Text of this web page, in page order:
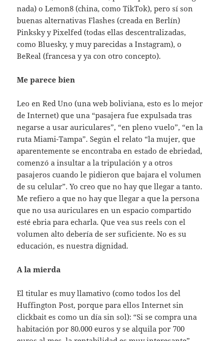
nada) o Lemon8 (china, como TikTok), pero sí son
buenas alternativas Flashes (creada en Berlín)
Pinksky y Pixelfed (todas ellas descentralizadas,
como Bluesky, y muy parecidas a Instagram), o
BeReal (francesa y ya con otro concepto).
Me parece bien
Leo en Red Uno (una web boliviana, esto es lo mejor
de Internet) que una “pasajera fue expulsada tras
negarse a usar auriculares”, “en pleno vuelo”, “en la
ruta Miami-Tampa”. Según el relato “la mujer, que
aparentemente se encontraba en estado de ebriedad,
comenzó a insultar a la tripulación y a otros
pasajeros cuando le pidieron que bajara el volumen
de su celular”. Yo creo que no hay que llegar a tanto.
Me refiero a que no hay que llegar a que la persona
que no usa auriculares en un espacio compartido
esté ebria para echarla. Que vea sus reels con el
volumen alto debería de ser suficiente. No es su
educación, es nuestra dignidad.
A la mierda
El titular es muy llamativo (como todos los del
Huffington Post, porque para ellos Internet sin
clickbait es como un día sin sol): “Si se compra una
habitación por 80.000 euros y se alquila por 700